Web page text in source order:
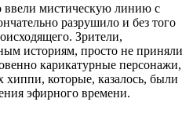
ввели мистическую линию с
разрушило и без того
Зрители,
историям, просто не приняли
карикатурные персонажи,
которые, казалось, были
эфирного времени.